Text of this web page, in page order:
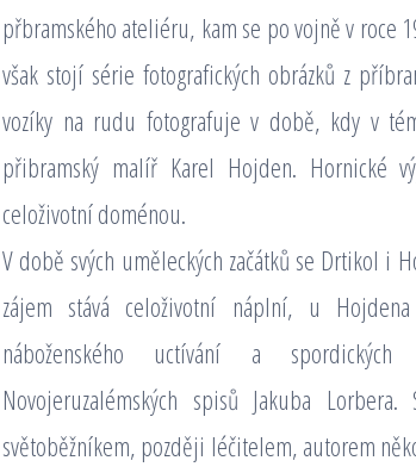
přbramského ateliéru, kam se po vojně v roce
však stojí série fotografických obrázků z
vozíky na rudu fotografuje v době, kdy v
přibramský malíř Karel Hojden. Hornické
celoživotní doménou.
V době svých uměleckých začátků se Drtikol
zájem stává celoživotní náplní, u
náboženského uctívání a spordických
Novojeruzalémských spisů Jakuba
světoběžníkem, později léčitelem, autorem